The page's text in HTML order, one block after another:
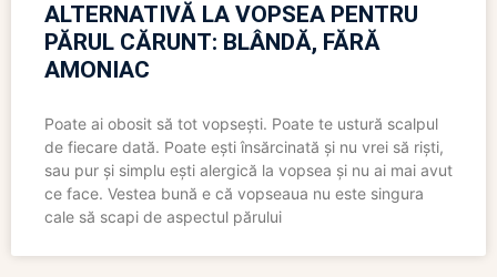
ALTERNATIVĂ LA VOPSEA PENTRU
PĂRUL CĂRUNT: BLÂNDĂ, FĂRĂ
AMONIAC
Poate ai obosit să tot vopsești. Poate te ustură scalpul
de fiecare dată. Poate ești însărcinată și nu vrei să riști,
sau pur și simplu ești alergică la vopsea și nu ai mai avut
ce face. Vestea bună e că vopseaua nu este singura
cale să scapi de aspectul părului